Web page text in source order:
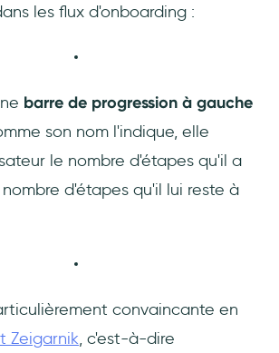
les flux d'onboarding :
barre de progression à gauche
son nom l'indique, elle
le nombre d'étapes qu'il a
d'étapes qu'il lui reste à
convaincante en
Zeigarnik, c'est-à-dire